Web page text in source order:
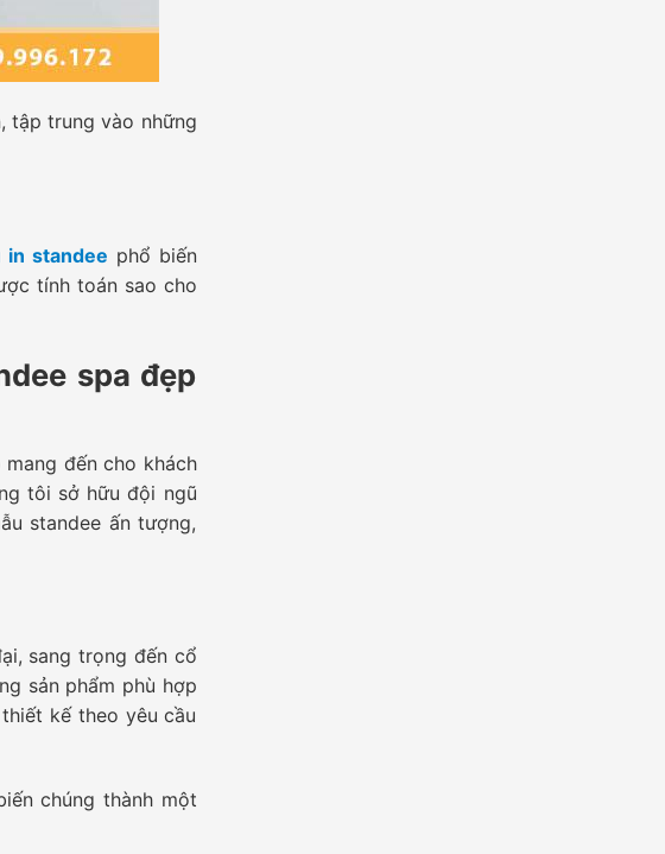
tập trung vào những
in standee phổ biến
tính toán sao cho
spa đẹp
đến cho khách
tôi sở hữu đội ngũ
standee ấn tượng,
sang trọng đến cổ
sản phẩm phù hợp
kế theo yêu cầu
chúng thành một